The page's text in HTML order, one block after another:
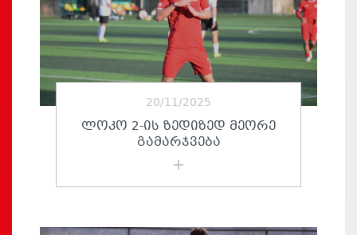
20/11/2025
ᲚᲝᲙᲝ 2-ᲘᲡ ᲖᲔᲓᲘᲖᲔᲓ ᲛᲔᲝᲠᲔ
ᲒᲐᲛᲐᲠᲯᲕᲔᲑᲐ